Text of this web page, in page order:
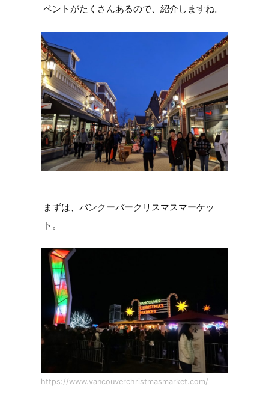
ベントがたくさんあるので、紹介しますね。
まずは、バンクーバークリスマスマーケッ
ト。
https://www.vancouverchristmasmarket.com/